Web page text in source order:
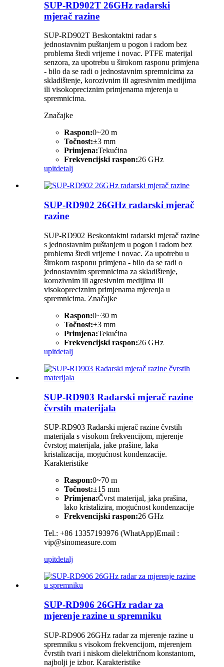
SUP-RD902T 26GHz radarski
mjerač razine
SUP-RD902T Beskontaktni radar s
jednostavnim puštanjem u pogon i radom bez
problema štedi vrijeme i novac. PTFE materijal
senzora, za upotrebu u širokom rasponu primjena
- bilo da se radi o jednostavnim spremnicima za
skladištenje, korozivnim ili agresivnim medijima
ili visokopreciznim primjenama mjerenja u
spremnicima.
Značajke
Raspon:0~20 m
Točnost:±3 mm
Primjena:Tekućina
Frekvencijski raspon:26 GHz
upitdetalj
SUP-RD902 26GHz radarski mjerač
razine
SUP-RD902 Beskontaktni radarski mjerač razine
s jednostavnim puštanjem u pogon i radom bez
problema štedi vrijeme i novac. Za upotrebu u
širokom rasponu primjena - bilo da se radi o
jednostavnim spremnicima za skladištenje,
korozivnim ili agresivnim medijima ili
visokopreciznim primjenama mjerenja u
spremnicima. Značajke
Raspon:0~30 m
Točnost:±3 mm
Primjena:Tekućina
Frekvencijski raspon:26 GHz
upitdetalj
SUP-RD903 Radarski mjerač razine
čvrstih materijala
SUP-RD903 Radarski mjerač razine čvrstih
materijala s visokom frekvencijom, mjerenje
čvrstog materijala, jake prašine, laka
kristalizacija, mogućnost kondenzacije.
Karakteristike
Raspon:0~70 m
Točnost:±15 mm
Primjena:Čvrst materijal, jaka prašina,
lako kristalizira, mogućnost kondenzacije
Frekvencijski raspon:26 GHz
Tel.: +86 13357193976 (WhatApp)Email :
vip@sinomeasure.com
upitdetalj
SUP-RD906 26GHz radar za
mjerenje razine u spremniku
SUP-RD906 26GHz radar za mjerenje razine u
spremniku s visokom frekvencijom, mjerenjem
čvrstih tvari i niskom dielektričnom konstantom,
najbolji je izbor. Karakteristike